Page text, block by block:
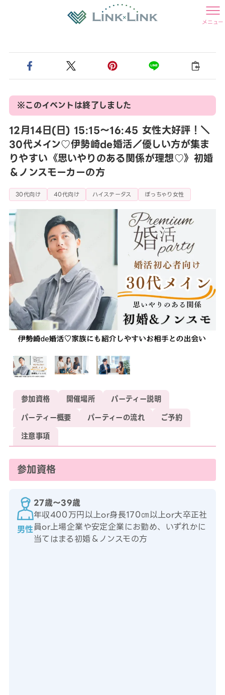
メニュー
※このイベントは終了しました
12月14日(日) 15:15〜16:45 女性大好評！＼
30代メイン♡伊勢崎de婚活／優しい方が集ま
りやすい《思いやりのある関係が理想♡》初婚
＆ノンスモーカーの方
30代向け 40代向け ハイステータス ぽっちゃり女性
参加資格 開催場所
パーティー説明
パーティー概要
パーティーの流れ
ご予約
注意事項
参加資格
男性
27歳〜39歳
年収400万円以上or身長170㎝以上or大卒正社
員or上場企業や安定企業にお勤め、いずれかに
当てはまる初婚＆ノンスモの方